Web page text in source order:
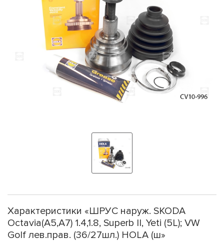
Характеристики «ШРУС наруж. SKODA
Octavia(A5,A7) 1.4,1.8, Superb II, Yeti (5L); VW
Golf лев.прав. (36/27шл.) HOLA (ш»